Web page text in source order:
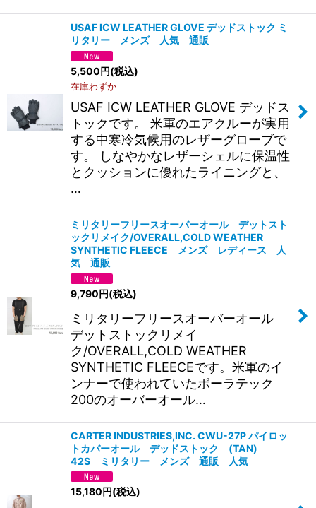
USAF ICW LEATHER GLOVE デッドストック ミ
リタリー メンズ 人気 通販
5,500円(税込)
在庫わずか
USAF ICW LEATHER GLOVE デッドス
トックです。 米軍のエアクルーが実用
する中寒冷気候用のレザーグローブで
す。 しなやかなレザーシェルに保温性
とクッションに優れたライニングと、
…
ミリタリーフリースオーバーオール デットスト
ックリメイク/OVERALL,COLD WEATHER
SYNTHETIC FLEECE メンズ レディース 人
気 通販
9,790円(税込)
ミリタリーフリースオーバーオール
デットストックリメイ
ク/OVERALL,COLD WEATHER
SYNTHETIC FLEECEです。米軍のイ
ンナーで使われていたポーラテック
200のオーバーオール…
CARTER INDUSTRIES,INC. CWU-27P パイロッ
トカバーオール デッドストック (TAN)
42S ミリタリー メンズ 通販 人気
15,180円(税込)